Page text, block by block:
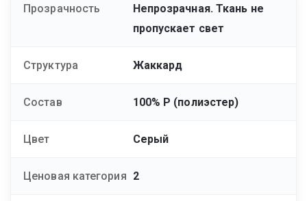
Прозрачность
Непрозрачная. Ткань не
пропускает свет
Структура Жаккард
Состав 100% Р (полиэстер)
Цвет Серый
Ценовая категория 2